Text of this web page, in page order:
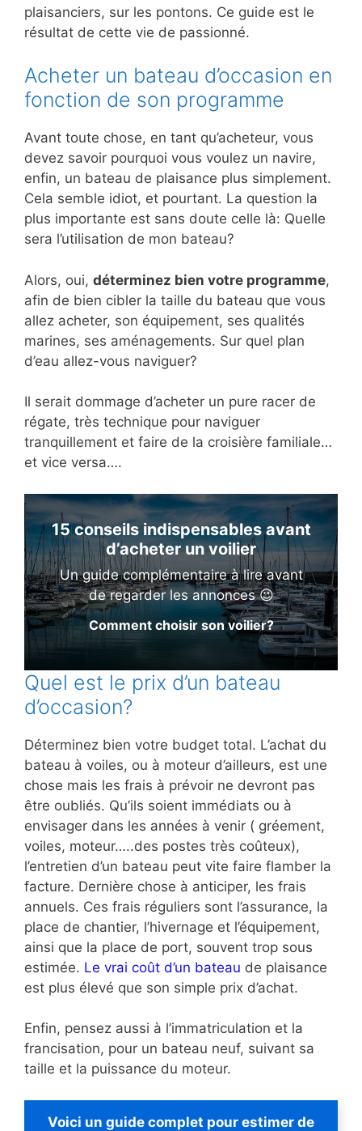
plaisanciers, sur les pontons. Ce guide est le
résultat de cette vie de passionné.
Acheter un bateau d’occasion en
fonction de son programme
Avant toute chose, en tant qu’acheteur, vous
devez savoir pourquoi vous voulez un navire,
enfin, un bateau de plaisance plus simplement.
Cela semble idiot, et pourtant. La question la
plus importante est sans doute celle là: Quelle
sera l’utilisation de mon bateau?
Alors, oui, déterminez bien votre programme,
afin de bien cibler la taille du bateau que vous
allez acheter, son équipement, ses qualités
marines, ses aménagements. Sur quel plan
d’eau allez-vous naviguer?
Il serait dommage d’acheter un pure racer de
régate, très technique pour naviguer
tranquillement et faire de la croisière familiale…
et vice versa….
15 conseils indispensables avant
d’acheter un voilier
Un guide complémentaire à lire avant
de regarder les annonces 😉
Comment choisir son voilier?
Quel est le prix d’un bateau
d’occasion?
Déterminez bien votre budget total. L’achat du
bateau à voiles, ou à moteur d’ailleurs, est une
chose mais les frais à prévoir ne devront pas
être oubliés. Qu’ils soient immédiats ou à
envisager dans les années à venir ( gréement,
voiles, moteur…..des postes très coûteux),
l’entretien d’un bateau peut vite faire flamber la
facture. Dernière chose à anticiper, les frais
annuels. Ces frais réguliers sont l’assurance, la
place de chantier, l’hivernage et l’équipement,
ainsi que la place de port, souvent trop sous
estimée. Le vrai coût d’un bateau de plaisance
est plus élevé que son simple prix d’achat.
Enfin, pensez aussi à l’immatriculation et la
francisation, pour un bateau neuf, suivant sa
taille et la puissance du moteur.
Voici un guide complet pour estimer de